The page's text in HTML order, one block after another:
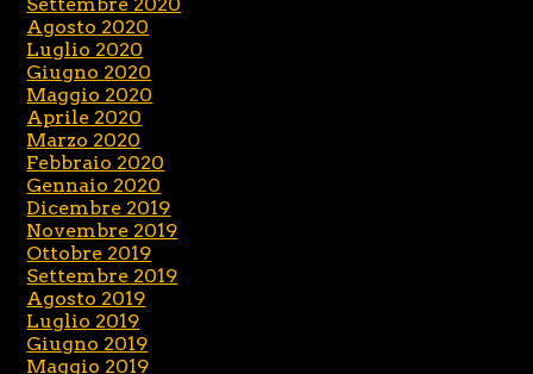
Agosto 2020
Luglio 2020
Giugno 2020
Maggio 2020
Aprile 2020
Marzo 2020
Febbraio 2020
Gennaio 2020
Dicembre 2019
Novembre 2019
Ottobre 2019
Settembre 2019
Agosto 2019
Luglio 2019
Giugno 2019
Maggio 2019